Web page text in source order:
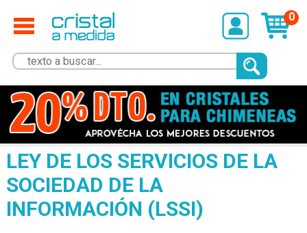
0
LEY DE LOS SERVICIOS DE LA
SOCIEDAD DE LA
INFORMACIÓN (LSSI)